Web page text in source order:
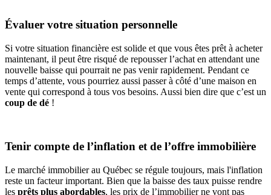
Évaluer votre situation personnelle
Si votre situation financière est solide et que vous êtes prêt à acheter
maintenant, il peut être risqué de repousser l’achat en attendant une
nouvelle baisse qui pourrait ne pas venir rapidement. Pendant ce
temps d’attente, vous pourriez aussi passer à côté d’une maison en
vente qui correspond à tous vos besoins. Aussi bien dire que c’est un
coup de dé !
Tenir compte de l’inflation et de l’offre immobilière
Le marché immobilier au Québec se régule toujours, mais l'inflation
reste un facteur important. Bien que la baisse des taux puisse rendre
les prêts plus abordables, les prix de l’immobilier ne vont pas